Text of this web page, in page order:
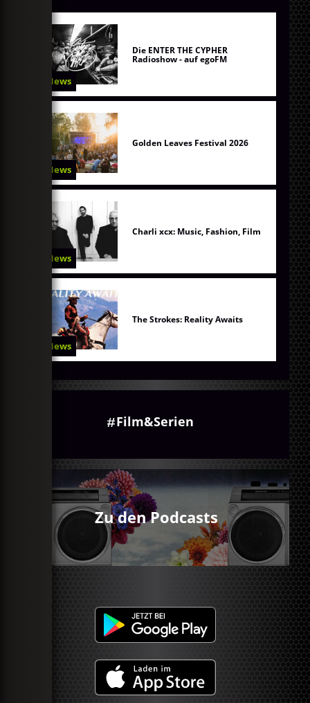
News
Die ENTER THE CYPHER
Radioshow - auf egoFM
News
Golden Leaves Festival 2026
News
Charli xcx: Music, Fashion, Film
News
The Strokes: Reality Awaits
Film&Serien
Zu den Podcasts